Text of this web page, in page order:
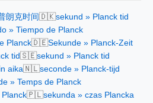
朗克时间🇩🇰sekund » Planck tid
» Tiempo de Planck
Planck🇩🇪Sekunde » Planck-Zeit
tid🇸🇪sekund » Planck tid
aika🇳🇱seconde » Planck-tijd
» Temps de Planck
🇵🇱sekunda » czas Plancka